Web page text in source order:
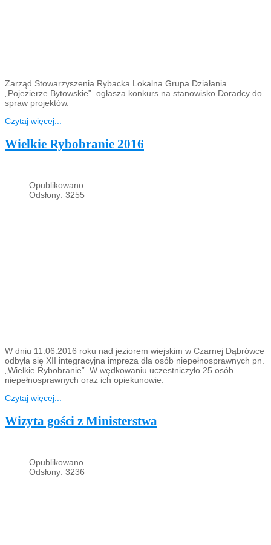
Zarząd Stowarzyszenia Rybacka Lokalna Grupa Działania
„Pojezierze Bytowskie” ogłasza konkurs na stanowisko Doradcy do
spraw projektów.
Czytaj więcej...
Wielkie Rybobranie 2016
Opublikowano
Odsłony: 3255
W dniu 11.06.2016 roku nad jeziorem wiejskim w Czarnej Dąbrówce
odbyła się XII integracyjna impreza dla osób niepełnosprawnych pn.
„Wielkie Rybobranie”. W wędkowaniu uczestniczyło 25 osób
niepełnosprawnych oraz ich opiekunowie.
Czytaj więcej...
Wizyta gości z Ministerstwa
Opublikowano
Odsłony: 3236